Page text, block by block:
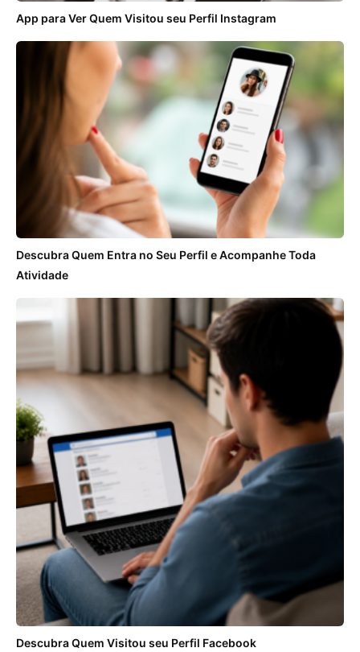
App para Ver Quem Visitou seu Perfil Instagram
Descubra Quem Entra no Seu Perfil e Acompanhe Toda
Atividade
Descubra Quem Visitou seu Perfil Facebook